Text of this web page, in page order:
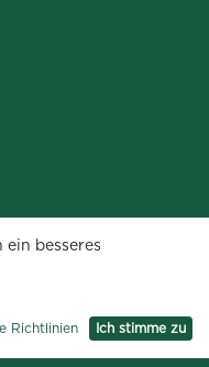
ein besseres
Richtlinien Ich stimme zu